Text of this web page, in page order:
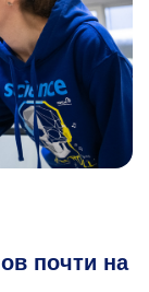
почти на